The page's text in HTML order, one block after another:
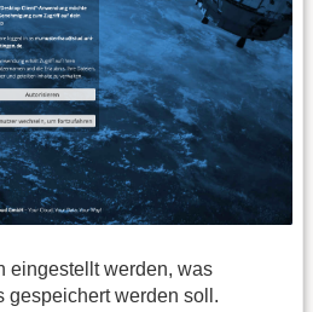
eingestellt werden, was
gespeichert werden soll.